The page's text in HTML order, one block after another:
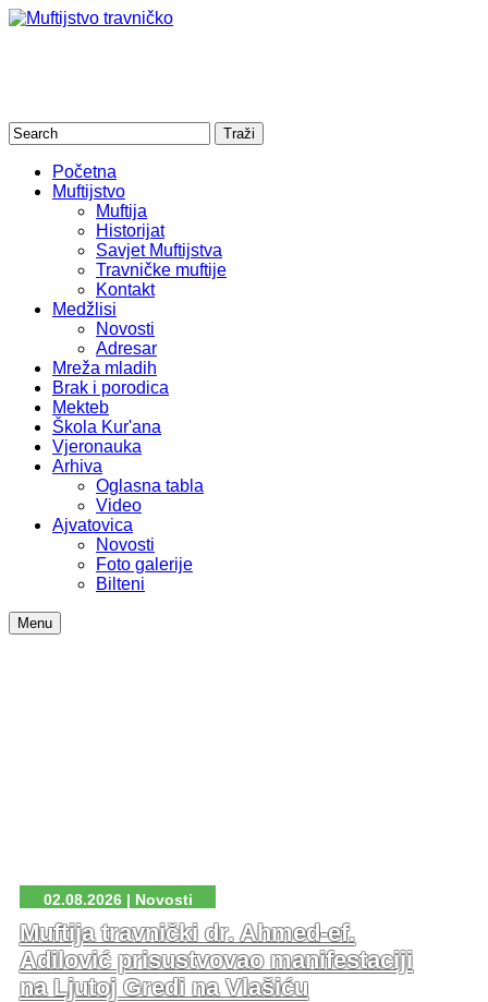
Početna
Muftijstvo
Muftija
Historijat
Savjet Muftijstva
Travničke muftije
Kontakt
Medžlisi
Novosti
Adresar
Mreža mladih
Brak i porodica
Mekteb
Škola Kur'ana
Vjeronauka
Arhiva
Oglasna tabla
Video
Ajvatovica
Novosti
Foto galerije
Bilteni
Menu
02.08.2026 | Novosti
Muftija travnički dr. Ahmed-ef.
Adilović prisustvovao manifestaciji
na Ljutoj Gredi na Vlašiću